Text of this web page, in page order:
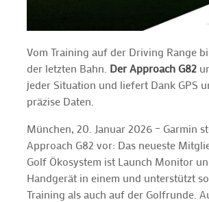
Vom Training auf der Driving Range
der letzten Bahn. Der Approach G82
jeder Situation und liefert Dank GPS
präzise Daten.
München, 20. Januar 2026 – Garmin
Approach G82 vor: Das neueste
Golf Ökosystem ist Launch Monitor
Handgerät in einem und unterstützt
Training als auch auf der Golfrunde.